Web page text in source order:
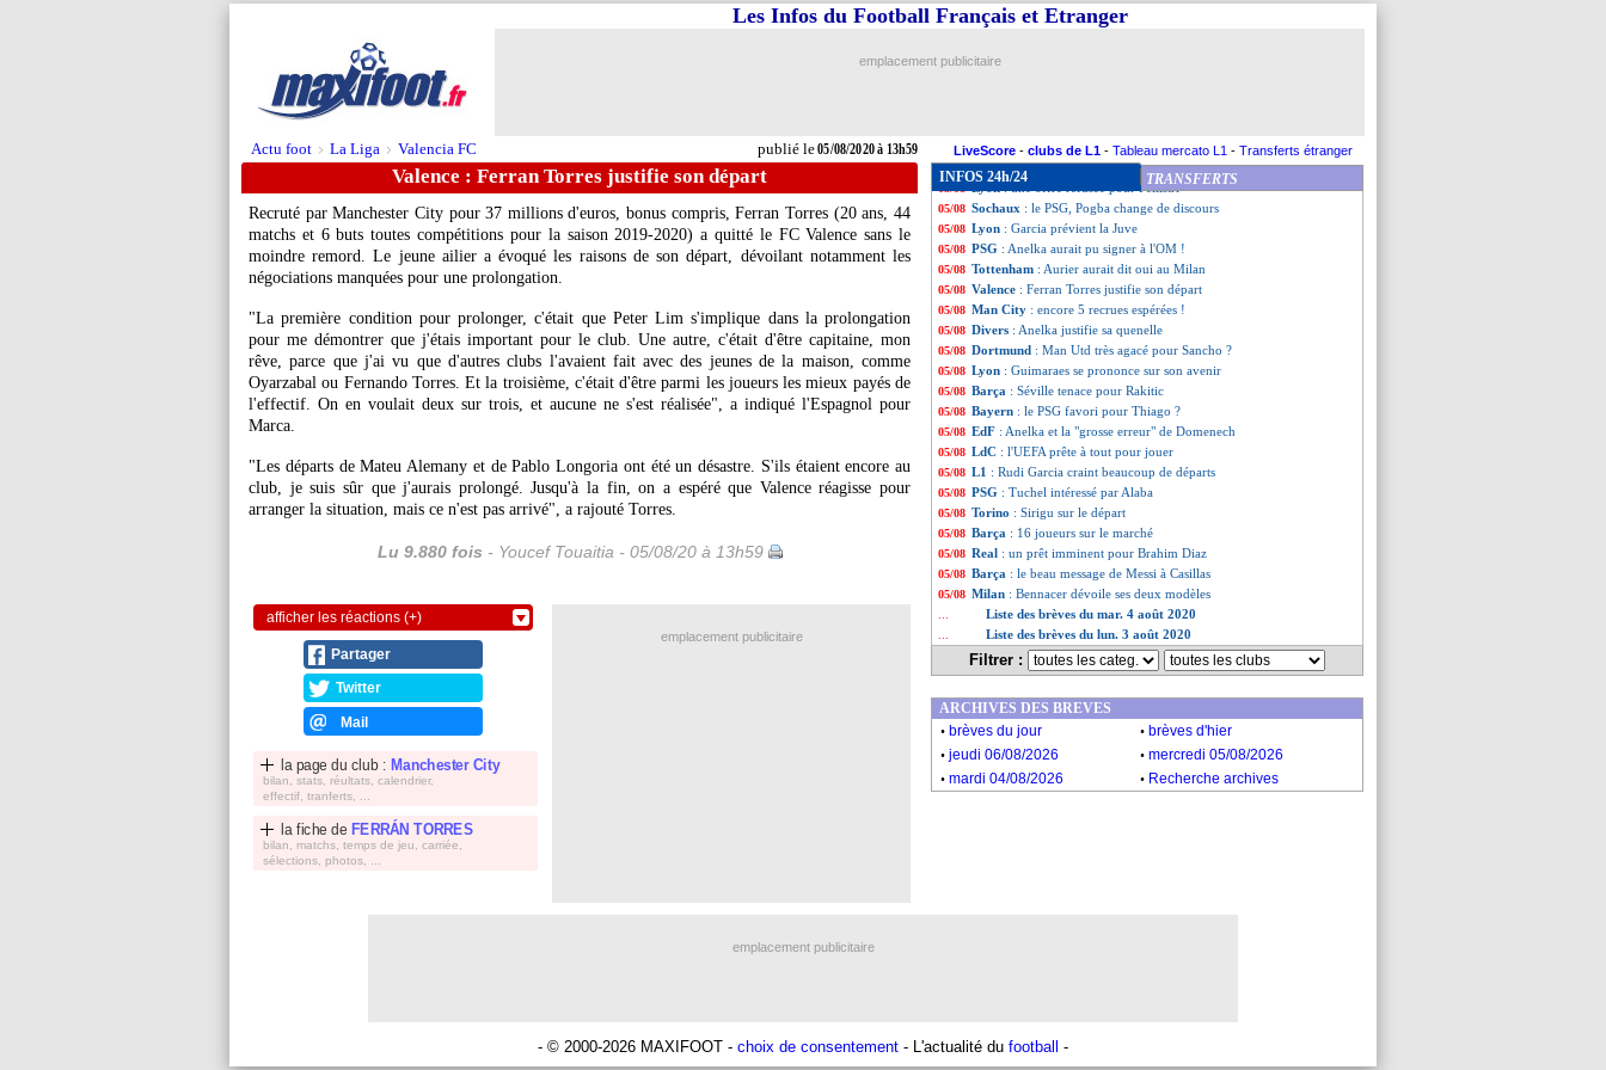
Actu foot > La Liga > Valencia FC publié le05/08/2020 à 13h59
Les Infos du Football Français et Etranger
emplacement publicitaire
LiveScore - clubs de L1 - Tableau mercato L1 - Transferts étranger
Valence : Ferran Torres justifie son départ
Recruté par Manchester City pour 37 millions d'euros, bonus compris, Ferran Torres (20 ans, 44
matchs et 6 buts toutes compétitions pour la saison 2019-2020) a quitté le FC Valence sans le
moindre remord. Le jeune ailier a évoqué les raisons de son départ, dévoilant notamment les
négociations manquées pour une prolongation.
"La première condition pour prolonger, c'était que Peter Lim s'implique dans la prolongation
pour me démontrer que j'étais important pour le club. Une autre, c'était d'être capitaine, mon
rêve, parce que j'ai vu que d'autres clubs l'avaient fait avec des jeunes de la maison, comme
Oyarzabal ou Fernando Torres. Et la troisième, c'était d'être parmi les joueurs les mieux payés de
l'effectif. On en voulait deux sur trois, et aucune ne s'est réalisée", a indiqué l'Espagnol pour
Marca.
"Les départs de Mateu Alemany et de Pablo Longoria ont été un désastre. S'ils étaient encore au
club, je suis sûr que j'aurais prolongé. Jusqu'à la fin, on a espéré que Valence réagisse pour
arranger la situation, mais ce n'est pas arrivé", a rajouté Torres.
Lu 9.880 fois - Youcef Touaitia - 05/08/20 à 13h59
afficher les réactions (+)
Partager
Twitter
Mail
la page du club : Manchester City
bilan, stats, réultats, calendrier,
effectif, tranferts, ...
la fiche de FERRÁN TORRES
bilan, matchs, temps de jeu, carriée,
sélections, photos, ...
INFOS 24h/24 TRANSFERTS
05/08 Real: Casemiro évoque son avenir
05/08 Olympiakos : Karembeu fan de Valbuena !
05/08 PSG
05/08 Barça: aucune offre pour Sergi Roberto
05/08 Benfica: Everton en approche
: une offre refusée pour Pellistri
05/08 Sochaux : le PSG, Pogba change de discours
05/08 Lyon : Garcia prévient la Juve
05/08 PSG : Anelka aurait pu signer à l'OM !
05/08 Tottenham : Aurier aurait dit oui au Milan
05/08 Valence : Ferran Torres justifie son départ
05/08 Man City : encore 5 recrues espérées !
05/08 Divers : Anelka justifie sa quenelle
05/08 Dortmund : Man Utd très agacé pour Sancho ?
05/08 Lyon : Guimaraes se prononce sur son avenir
05/08 Barça : Séville tenace pour Rakitic
05/08 Bayern : le PSG favori pour Thiago ?
05/08 EdF : Anelka et la "grosse erreur" de Domenech
05/08 LdC : l'UEFA prête à tout pour jouer
05/08 L1 : Rudi Garcia craint beaucoup de départs
05/08 PSG : Tuchel intéressé par Alaba
05/08 Torino : Sirigu sur le départ
05/08 Barça : 16 joueurs sur le marché
05/08 Real : un prêt imminent pour Brahim Diaz
05/08 Barça : le beau message de Messi à Casillas
05/08 Milan : Bennacer dévoile ses deux modèles
Liste des brèves du mar. 4 août 2020
Liste des brèves du lun. 3 août 2020
Filtrer :
emplacement publicitaire
ARCHIVES DES BREVES
. brèves du jour . brèves d'hier
. jeudi 06/08/2026 . mercredi 05/08/2026
. mardi 04/08/2026 . Recherche archives
emplacement publicitaire
- © 2000-2026 MAXIFOOT - choix de consentement - L'actualité du football -